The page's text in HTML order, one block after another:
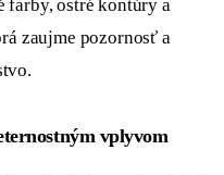
farby, ostré kontúry a
zaujme pozornosť a
vplyvom